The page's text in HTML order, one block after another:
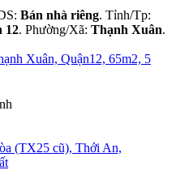
Bán nhà riêng. Tỉnh/Tp:
12. Phường/Xã: Thạnh Xuân.
Xuân, Quận12, 65m2, 5
(TX25 cũ), Thới An,